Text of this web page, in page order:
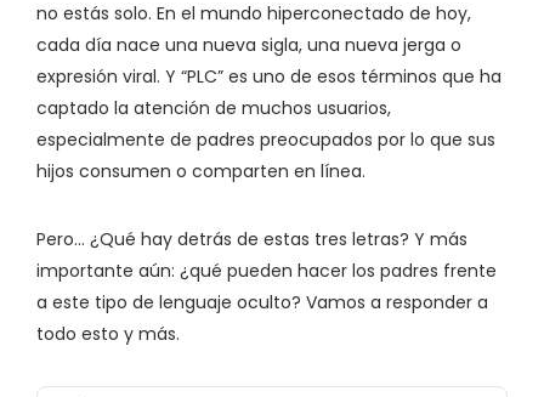
no estás solo. En el mundo hiperconectado de hoy,
cada día nace una nueva sigla, una nueva jerga o
expresión viral. Y “PLC” es uno de esos términos que ha
captado la atención de muchos usuarios,
especialmente de padres preocupados por lo que sus
hijos consumen o comparten en línea.
Pero... ¿Qué hay detrás de estas tres letras? Y más
importante aún: ¿qué pueden hacer los padres frente
a este tipo de lenguaje oculto? Vamos a responder a
todo esto y más.